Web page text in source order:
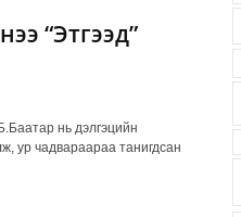
“Этгээд”
нь дэлгэцийн
ур чадвараараа танигдсан